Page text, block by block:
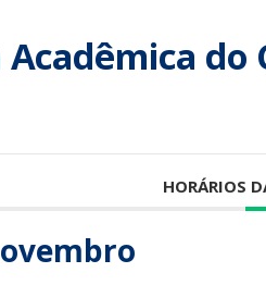
Acadêmica
HORÁRIOS